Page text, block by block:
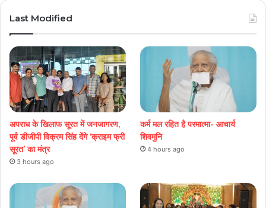
Last Modified
अपराध के खिलाफ सूरत में जनजागरण,
पूर्व डीजीपी विक्रम सिंह देंगे ‘क्राइम फ्री
सूरत’ का मंत्र
3 hours ago
कर्म मल रहित है परमात्मा- आचार्य
शिवमुनि
4 hours ago